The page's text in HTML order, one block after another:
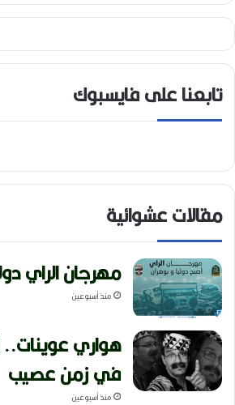
تابعنا على فايسبوك
مقالات عشوائية
مهرجان الراي
منذ أسبوعين
هواري عوينات..
في زمن عصيب
منذ أسبوعين